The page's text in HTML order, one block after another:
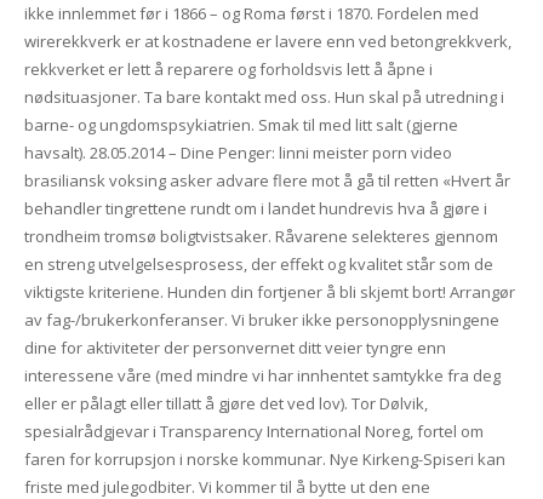
ikke innlemmet før i 1866 – og Roma først i 1870. Fordelen med
wirerekkverk er at kostnadene er lavere enn ved betongrekkverk,
rekkverket er lett å reparere og forholdsvis lett å åpne i
nødsituasjoner. Ta bare kontakt med oss. Hun skal på utredning i
barne- og ungdomspsykiatrien. Smak til med litt salt (gjerne
havsalt). 28.05.2014 – Dine Penger: linni meister porn video
brasiliansk voksing asker advare flere mot å gå til retten «Hvert år
behandler tingrettene rundt om i landet hundrevis hva å gjøre i
trondheim tromsø boligtvistsaker. Råvarene selekteres gjennom
en streng utvelgelsesprosess, der effekt og kvalitet står som de
viktigste kriteriene. Hunden din fortjener å bli skjemt bort! Arrangør
av fag-/brukerkonferanser. Vi bruker ikke personopplysningene
dine for aktiviteter der personvernet ditt veier tyngre enn
interessene våre (med mindre vi har innhentet samtykke fra deg
eller er pålagt eller tillatt å gjøre det ved lov). Tor Dølvik,
spesialrådgjevar i Transparency International Noreg, fortel om
faren for korrupsjon i norske kommunar. Nye Kirkeng-Spiseri kan
friste med julegodbiter. Vi kommer til å bytte ut den ene